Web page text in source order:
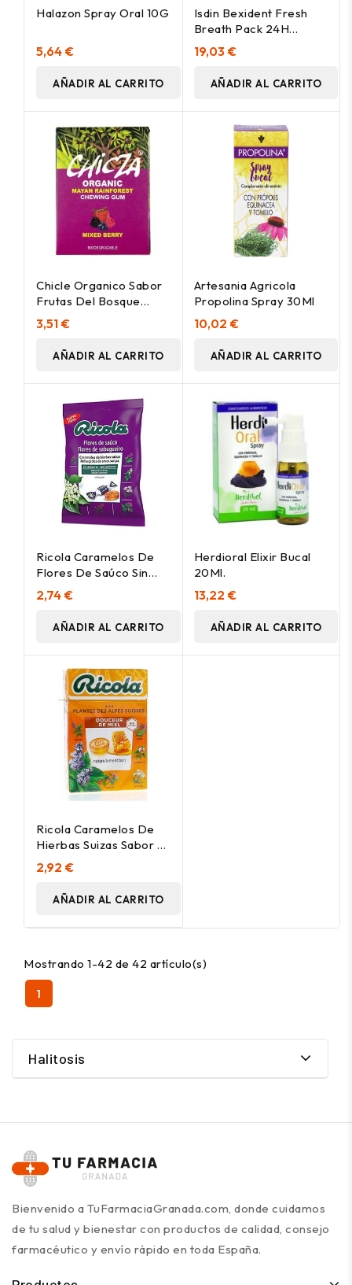
Halazon Spray Oral 10G
5,64 €
AÑADIR AL CARRITO
Isdin Bexident Fresh
Breath Pack 24H
Aliento Fresco
19,03 €
AÑADIR AL CARRITO
Chicle Organico Sabor
Frutas Del Bosque
30Gr. Bio
3,51 €
AÑADIR AL CARRITO
Artesania Agricola
Propolina Spray 30Ml
10,02 €
AÑADIR AL CARRITO
Ricola Caramelos De
Flores De Saúco Sin
Azúcar 70G
2,74 €
AÑADIR AL CARRITO
Herdioral Elixir Bucal
20Ml.
13,22 €
AÑADIR AL CARRITO
Ricola Caramelos De
Hierbas Suizas Sabor A
Miel 50G
2,92 €
AÑADIR AL CARRITO
Mostrando 1-42 de 42 artículo(s)
1
Halitosis
Bienvenido a TuFarmaciaGranada.com, donde cuidamos
de tu salud y bienestar con productos de calidad, consejo
farmacéutico y envío rápido en toda España.